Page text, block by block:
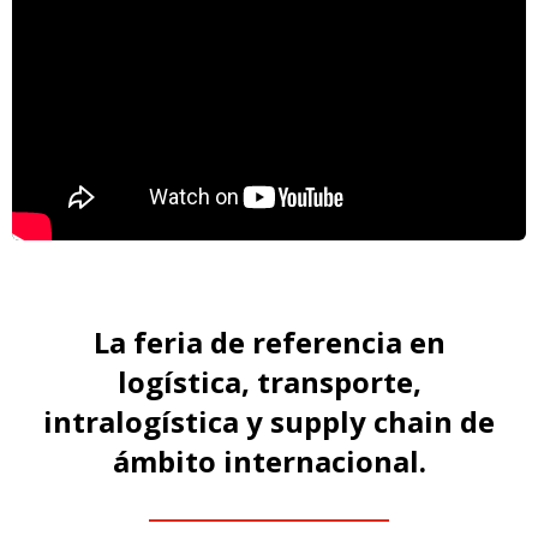
La feria de referencia en
logística, transporte,
intralogística y supply chain de
ámbito internacional.